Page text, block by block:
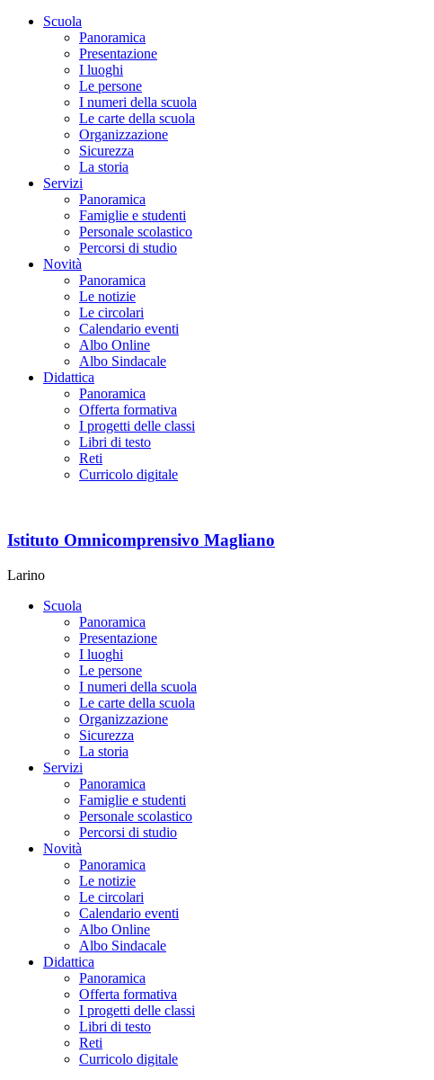
Scuola
Panoramica
Presentazione
I luoghi
Le persone
I numeri della scuola
Le carte della scuola
Organizzazione
Sicurezza
La storia
Servizi
Panoramica
Famiglie e studenti
Personale scolastico
Percorsi di studio
Novità
Panoramica
Le notizie
Le circolari
Calendario eventi
Albo Online
Albo Sindacale
Didattica
Panoramica
Offerta formativa
I progetti delle classi
Libri di testo
Reti
Curricolo digitale
Istituto Omnicomprensivo Magliano
Larino
Scuola
Panoramica
Presentazione
I luoghi
Le persone
I numeri della scuola
Le carte della scuola
Organizzazione
Sicurezza
La storia
Servizi
Panoramica
Famiglie e studenti
Personale scolastico
Percorsi di studio
Novità
Panoramica
Le notizie
Le circolari
Calendario eventi
Albo Online
Albo Sindacale
Didattica
Panoramica
Offerta formativa
I progetti delle classi
Libri di testo
Reti
Curricolo digitale